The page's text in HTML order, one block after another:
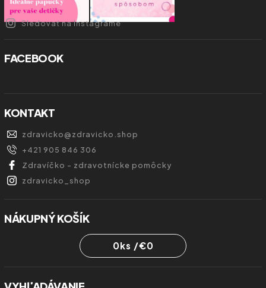
Sledovať na Instagrame
FACEBOOK
KONTAKT
zdravicko@zdravicko.shop
+421 905 846 306
Zdravíčko - zdravotnícke pomôcky
zdravicko_shop
NÁKUPNÝ KOŠÍK
0ks /€0